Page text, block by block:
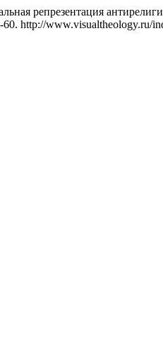
репрезентация
60. http://www.visualtheology.ru/